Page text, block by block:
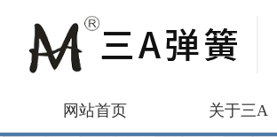
网站首页 关于三A